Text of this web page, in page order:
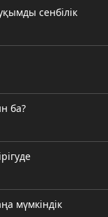
сенбілік
ба?
мүмкіндік